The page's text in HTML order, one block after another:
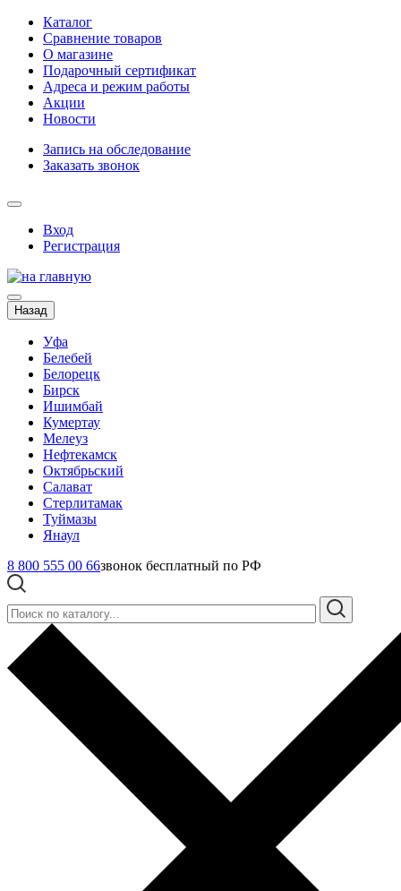
Каталог
Сравнение товаров
О магазине
Подарочный сертификат
Адреса и режим работы
Акции
Новости
Запись на обследование
Заказать звонок
Вход
Регистрация
Назад
Уфа
Белебей
Белорецк
Бирск
Ишимбай
Кумертау
Мелеуз
Нефтекамск
Октябрьский
Салават
Стерлитамак
Туймазы
Янаул
8 800 555 00 66звонок бесплатный по РФ